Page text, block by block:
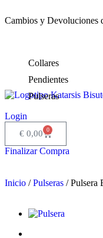
Cambios y Devoluciones
Collares
Pendientes
Pulseras
Login
€ 0,00 0
Finalizar Compra
Inicio /Pulseras / Pulsera